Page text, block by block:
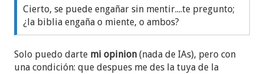
Cierto, se puede engañar sin mentir....te pregunto;
¿la biblia engaña o miente, o ambos?
Solo puedo darte mi opinion (nada de IAs), pero con
una condición: que despues me des la tuya de la